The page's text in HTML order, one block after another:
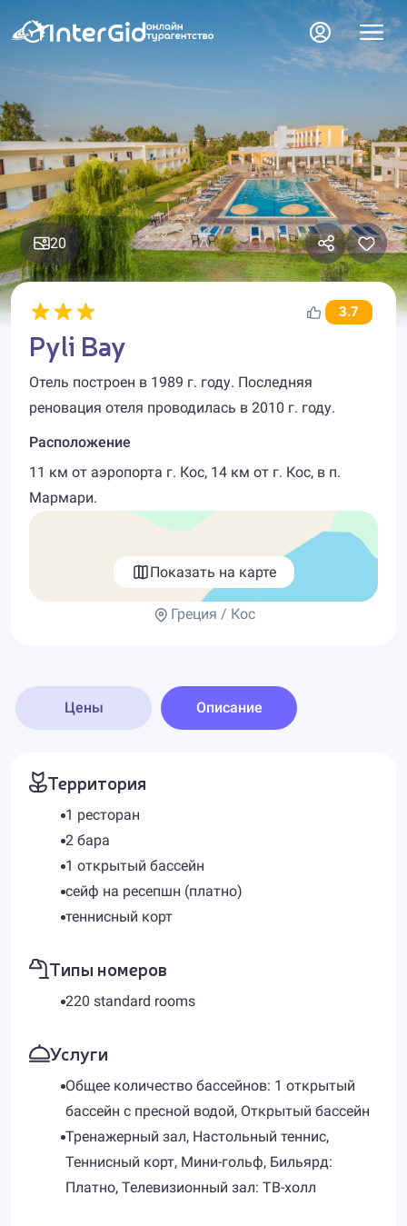
20
3.7
Pyli Bay
Отель построен в 1989 г. году. Последняя
реновация отеля проводилась в 2010 г. году.
Расположение
11 км от аэропорта г. Кос, 14 км от г. Кос, в п.
Мармари.
Показать на карте
Греция / Кос
Цены Описание
Территория
1 ресторан
2 бара
1 открытый бассейн
сейф на ресепшн (платно)
теннисный корт
Типы номеров
220 standard rooms
Услуги
Общее количество бассейнов: 1 открытый
бассейн с пресной водой, Открытый бассейн
Тренажерный зал, Настольный теннис,
Теннисный корт, Мини-гольф, Бильярд:
Платно, Телевизионный зал: ТВ-холл